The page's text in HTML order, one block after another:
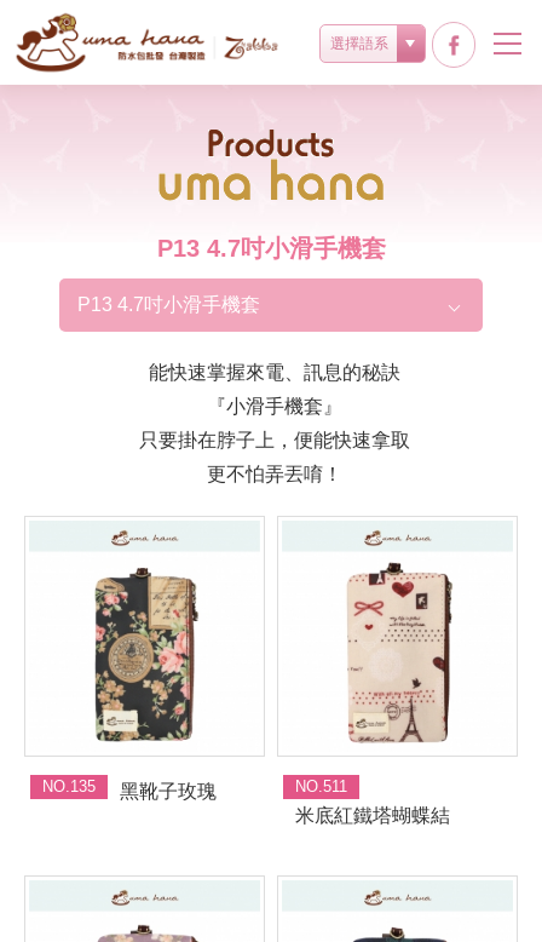
選擇語系
Products
P13 4.7吋小滑手機套
P13 4.7吋小滑手機套
能快速掌握來電、訊息的秘訣
『小滑手機套』
只要掛在脖子上，便能快速拿取
更不怕弄丟唷！
NO.135 黑靴子玫瑰 NO.511
米底紅鐵塔蝴蝶結